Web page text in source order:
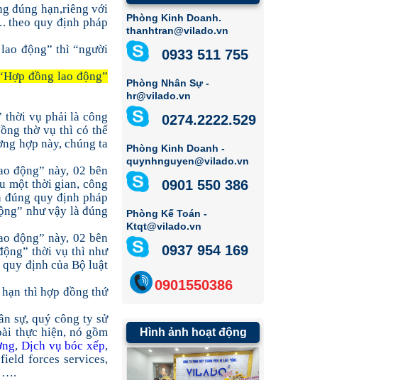
đúng hạn,riêng với
theo quy định pháp
động” thì “người
đồng lao động”
thời vụ phải là công
thờ vụ thì có thể
hợp này, chúng ta
động” này, 02 bên
một thời gian, công
quy định pháp
như vậy là đúng
động” này, 02 bên
thời vụ thì như
định của Bộ luật
thì hợp đồng thứ
sự, quý công ty sử
thực hiện, nó gồm
, Dịch vụ bóc xếp,
forces services,
….
Phòng Kinh Doanh.
thanhtran@vilado.vn
0933 511 755
Phòng Nhân Sự -
hr@vilado.vn
0274.2222.529
Phòng Kinh Doanh -
quynhnguyen@vilado.vn
0901 550 386
Phòng Kế Toán -
Ktqt@vilado.vn
0937 954 169
0901550386
Hình ảnh hoạt động